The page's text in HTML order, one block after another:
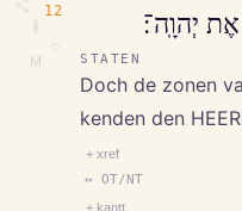
M
12 יְהוָֽה־׃
STATEN
Doch de zonen
kenden den
+ xref
↔ OT/NT
+ kantt.